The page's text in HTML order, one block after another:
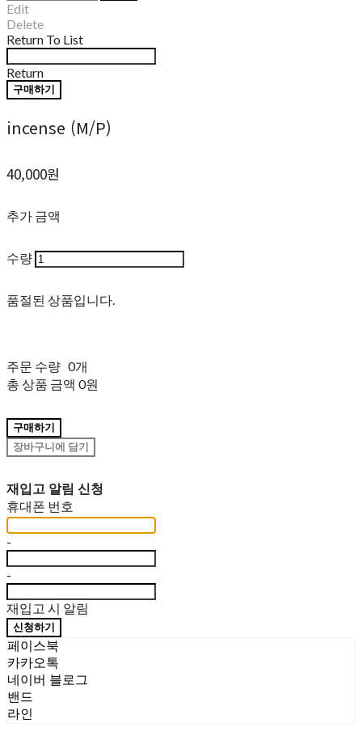
Edit
Delete
Return To List
Return
구매하기
incense (M/P)
40,000원
추가 금액
수량
품절된 상품입니다.
주문 수량 0개
총 상품 금액 0원
구매하기
장바구니에 담기
재입고 알림 신청
휴대폰 번호
-
-
재입고 시 알림
신청하기
페이스북
카카오톡
네이버 블로그
밴드
라인